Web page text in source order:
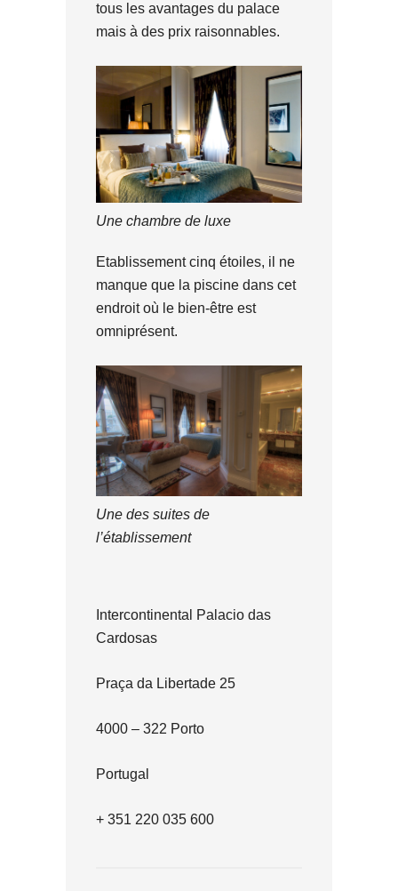
tous les avantages du palace
mais à des prix raisonnables.
Une chambre de luxe
Etablissement cinq étoiles, il ne
manque que la piscine dans cet
endroit où le bien-être est
omniprésent.
Une des suites de
l’établissement
Intercontinental Palacio das
Cardosas
Praça da Libertade 25
4000 – 322 Porto
Portugal
+ 351 220 035 600